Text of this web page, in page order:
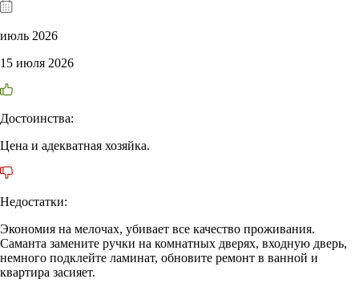
июль 2026
15 июля 2026
Достоинства:
Цена и адекватная хозяйка.
Недостатки:
Экономия на мелочах, убивает все качество проживания.
Саманта замените ручки на комнатных дверях, входную дверь,
немного подклейте ламинат, обновите ремонт в ванной и
квартира засияет.